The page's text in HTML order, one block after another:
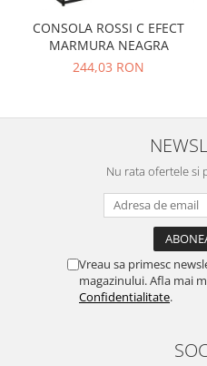
CONSOLA ROSSI C EFECT
MARMURA NEAGRA
244,03 RON
Nu rata ofertele si
Vreau sa primesc
magazinului. Afla mai
Confidentialitate.